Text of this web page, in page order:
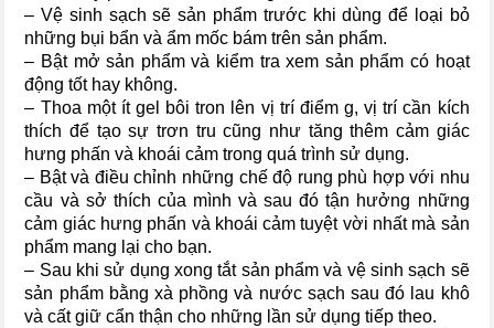
– Vệ sinh sạch sẽ sản phẩm trước khi dùng để loại bỏ
những bụi bẩn và ẩm mốc bám trên sản phẩm.
– Bật mở sản phẩm và kiểm tra xem sản phẩm có hoạt
động tốt hay không.
– Thoa một ít gel bôi tron lên vị trí điểm g, vị trí cần kích
thích để tạo sự trơn tru cũng như tăng thêm cảm giác
hưng phấn và khoái cảm trong quá trình sử dụng.
– Bật và điều chỉnh những chế độ rung phù hợp với nhu
cầu và sở thích của mình và sau đó tận hưởng những
cảm giác hưng phấn và khoái cảm tuyệt vời nhất mà sản
phẩm mang lại cho bạn.
– Sau khi sử dụng xong tắt sản phẩm và vệ sinh sạch sẽ
sản phẩm bằng xà phồng và nước sạch sau đó lau khô
và cất giữ cẩn thận cho những lần sử dụng tiếp theo.